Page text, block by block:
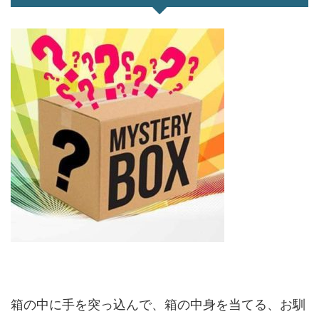
箱の中に手を突っ込んで、箱の中身を当てる、お馴